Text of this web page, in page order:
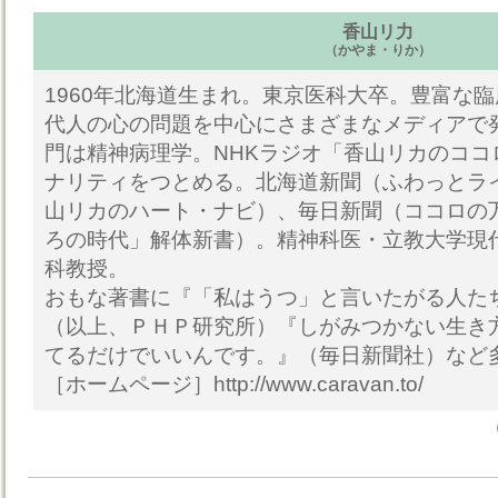
香山リ力
（かやま・りか）
1960年北海道生まれ。東京医科大卒。豊富な
代人の心の問題を中心にさまざまなメディアで
門は精神病理学。NHKラジオ「香山リカのコ
ナリティをつとめる。北海道新聞（ふわっとラ
山リカのハート・ナビ）、毎日新聞（ココロの
ろの時代」解体新書）。精神科医・立教大学現
科教授。
おもな著書に『「私はうつ」と言いたがる人た
（以上、ＰＨＰ研究所）『しがみつかない生
てるだけでいいんです。』（毎日新聞社）など
［ホームページ］http://www.caravan.to/